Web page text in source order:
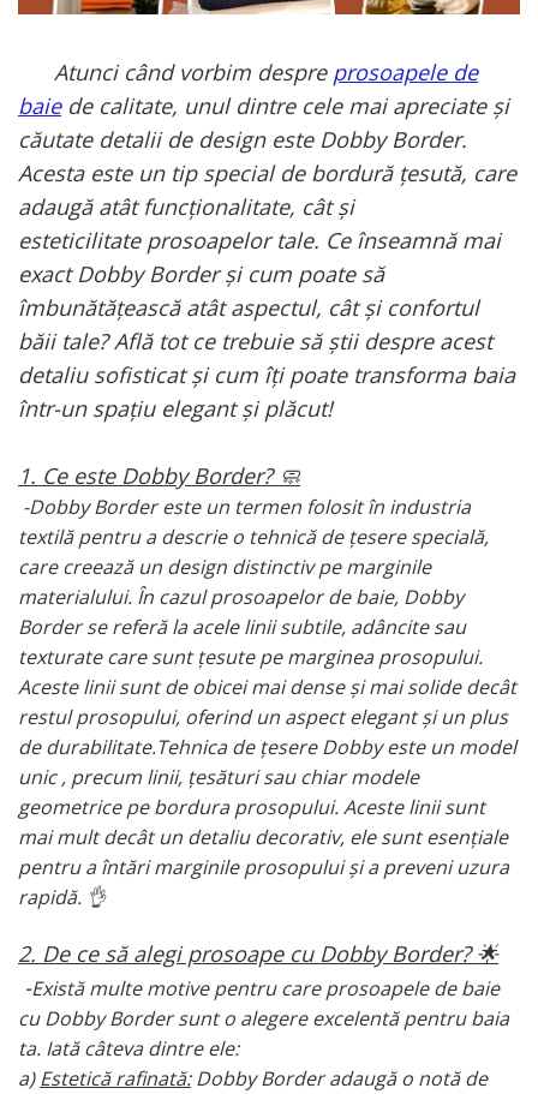
Cearceaf cu elastic
Lenjerii De Pat Creponate
Lenjerii De Pat Bumbac Poplin 2
Persoane
Lenjerii De Pat Bumbac Poplin,
Matlasate, 2 Persoane
Lenjerii De Pat Bumbac Satinat 2
Lenjerii De Pat Volanase
Lenjerii De Pat, Finet Premium 3D,
2 Persoane
Lenjerii De Pat Jacquard
Lenjerii De Pat Cocolino
Set Lenjerie De Pat Blana
Artificiala De Iepure, 6 Piese, 2
Persoane
Set Lenjerie Pat Blanita Iepure, 6
Piese, Cu Pilota Inclusa
Lenjerii De Pat Premium Collection
Set Lenjerie De Pat, 7 Piese, Cu
Pilota / Cuvertura Inclusa
Set Lenjerie De Pat Jacquard Regal,
11 Piese, Cuvertura Inclusa
Lenjerii Damasc Egiptean King Size
Lenjerii De Pat, Finet Premium, 1
Persoana
Lenjerii De Pat Damasc 1 Persoana
Persoana
Atunci când vorbim despre prosoapele de
baiede calitate, unul dintre cele mai apreciate și
căutate detalii de design este Dobby Border.
Acesta este un tip special de bordură țesută, care
adaugă atât funcționalitate, cât și
esteticilitate prosoapelor tale. Ce înseamnă mai
exact Dobby Border și cum poate să
îmbunătățească atât aspectul, cât și confortul
băii tale? Află tot ce trebuie să știi despre acest
detaliu sofisticat și cum îți poate transforma baia
într-un spațiu elegant și plăcut!
1. Ce este Dobby Border? 🧼
-Dobby Border este un termen folosit în industria
textilă pentru a descrie o tehnică de țesere specială,
care creează un design distinctiv pe marginile
materialului. În cazul prosoapelor de baie, Dobby
Border se referă la acele linii subtile, adâncite sau
texturate care sunt țesute pe marginea prosopului.
Aceste linii sunt de obicei mai dense și mai solide decât
restul prosopului, oferind un aspect elegant și un plus
de durabilitate.Tehnica de țesere Dobby este un model
unic , precum linii, țesături sau chiar modele
geometrice pe bordura prosopului. Aceste linii sunt
mai mult decât un detaliu decorativ, ele sunt esențiale
pentru a întări marginile prosopului și a preveni uzura
rapidă. 👌
2. De ce să alegi prosoape cu Dobby Border? 🌟
-Există multe motive pentru care prosoapele de baie
cu Dobby Border sunt o alegere excelentă pentru baia
ta. Iată câteva dintre ele:
a)Estetică rafinată:Dobby Border adaugă o notă de